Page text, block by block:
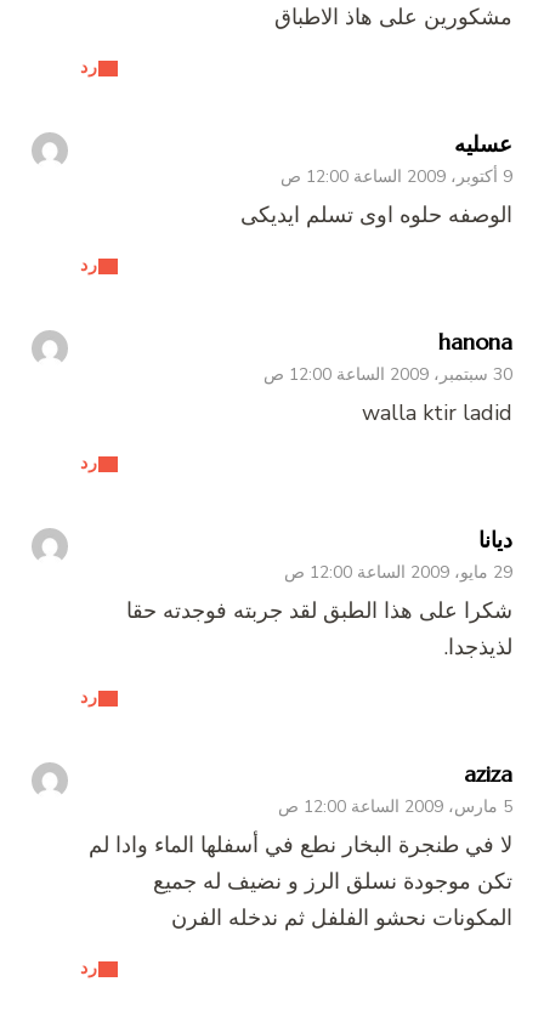
رد
مشكورين على هاذ الاطباق
عسليه
9 أكتوبر، 2009 الساعة 12:00 ص
رد
الوصفه حلوه اوى تسلم ايديكى
hanona
30 سبتمبر، 2009 الساعة 12:00 ص
رد
walla ktir ladid
ديانا
29 مايو، 2009 الساعة 12:00 ص
رد
شكرا على هذا الطبق لقد جربته فوجدته حقا
لذيذجدا.
aziza
5 مارس، 2009 الساعة 12:00 ص
رد
لا في طنجرة البخار نطع في أسفلها الماء وادا لم
تكن موجودة نسلق الرز و نضيف له جميع
المكونات نحشو الفلفل ثم ندخله الفرن